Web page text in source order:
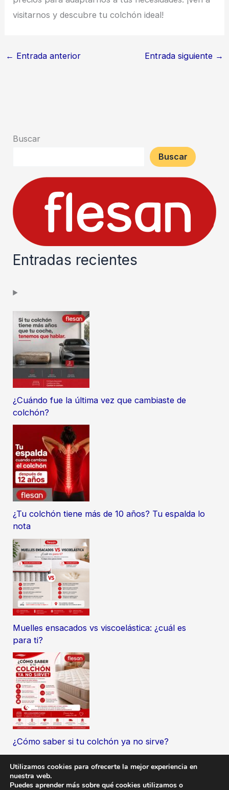
visitarnos y descubre tu colchón ideal!
← Entrada anterior Entrada siguiente →
Buscar
Buscar
Entradas recientes
¿Cuándo fue la última vez que cambiaste de
colchón?
¿Tu colchón tiene más de 10 años? Tu espalda lo
nota
Muelles ensacados vs viscoelástica: ¿cuál es
para ti?
¿Cómo saber si tu colchón ya no sirve?
Copyright © 2026 Exclusivas del mueble gallegas |
Utilizamos cookies para ofrecerte la mejor experiencia en
nuestra web.
Puedes aprender más sobre qué cookies utilizamos o